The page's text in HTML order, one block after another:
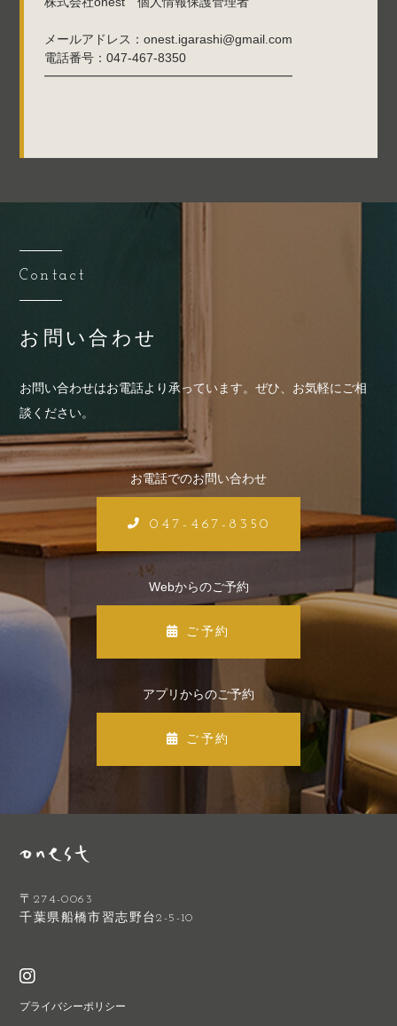
メールアドレス：onest.igarashi@gmail.com
電話番号：047-467-8350
━━━━━━━━━━━━━━━━━━━━
Contact
お問い合わせ
お問い合わせはお電話より承っています。ぜひ、お気軽にご相
談ください。
お電話でのお問い合わせ
047-467-8350
Webからのご予約
ご予約
アプリからのご予約
ご予約
〒274-0063
千葉県船橋市習志野台2-5-10
プライバシーポリシー